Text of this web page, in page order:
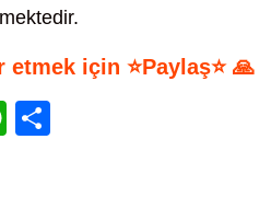
için ⭐Paylaş⭐ 🙏
W